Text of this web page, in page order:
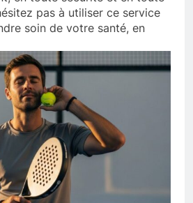
pas à utiliser ce service
soin de votre santé, en